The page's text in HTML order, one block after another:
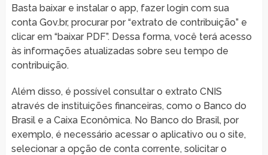
Basta baixar e instalar o app, fazer login com sua
conta Gov.br, procurar por “extrato de contribuição” e
clicar em “baixar PDF”. Dessa forma, você terá acesso
às informações atualizadas sobre seu tempo de
contribuição.
Além disso, é possível consultar o extrato CNIS
através de instituições financeiras, como o Banco do
Brasil e a Caixa Econômica. No Banco do Brasil, por
exemplo, é necessário acessar o aplicativo ou o site,
selecionar a opção de conta corrente, solicitar o